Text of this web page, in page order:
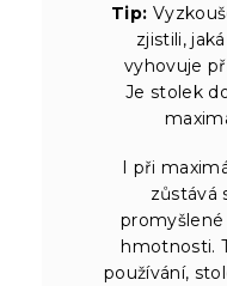
Tip:
zjistili,
vyhovuje
Je stolek
I při
zůstává
hmotnosti.
používání,